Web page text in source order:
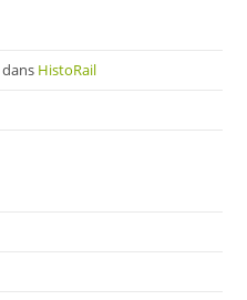
dans HistoRail